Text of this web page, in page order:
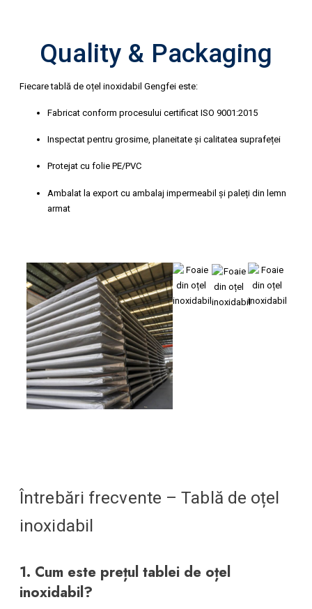
Quality & Packaging
Fiecare tablă de oțel inoxidabil Gengfei este:
Fabricat conform procesului certificat ISO 9001:2015
Inspectat pentru grosime, planeitate și calitatea suprafeței
Protejat cu folie PE/PVC
Ambalat la export cu ambalaj impermeabil și paleți din lemn
armat
Întrebări frecvente – Tablă de oțel
inoxidabil
1. Cum este prețul tablei de oțel
inoxidabil?